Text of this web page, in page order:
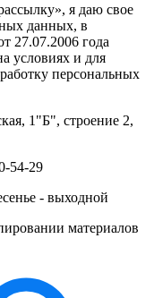
я даю свое
данных, в
27.07.2006 года
условиях и для
персональных
1"Б", строение 2,
54-29
- выходной
материалов